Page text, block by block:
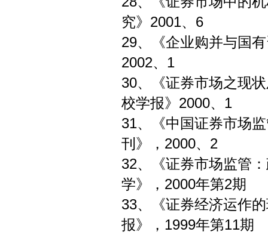
究》2001、6
29、《企业购并
2002、1
30、《证券市场之
校学报》2000、1
31、《中国证券
刊》，2000、2
32、《证券市场监
学》，2000年第2期
33、《证券经济运
报》，1999年第11期